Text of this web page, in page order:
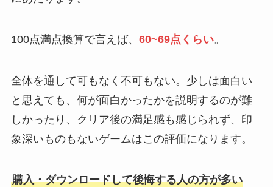
100点満点換算で言えば、 60~69点くらい。
全体を通して可もなく不可もない。少しは面白い
と思えても、何が面白かったかを説明するのが難
しかったり、クリア後の満足感も感じられず、印
象深いものもないゲームはこの評価になります。
購入・ダウンロードして後悔する人の方が多い